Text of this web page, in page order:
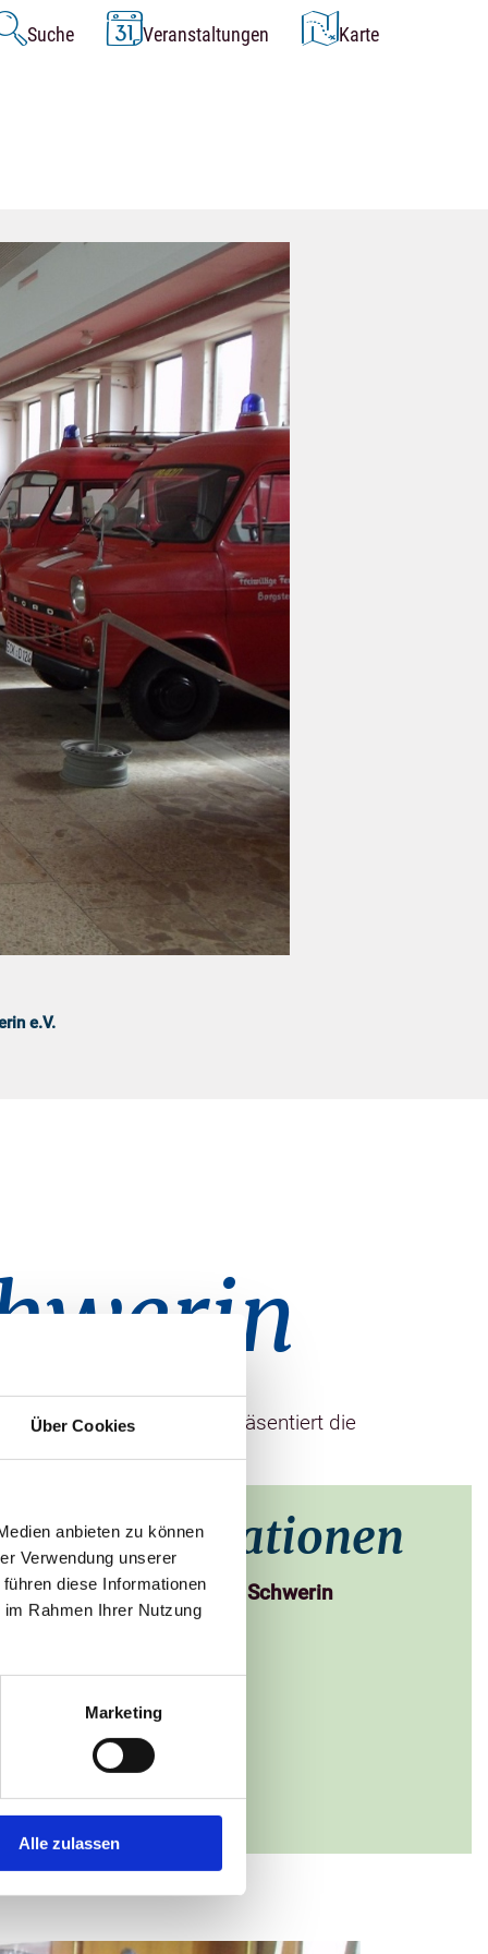
Über Cookies
anbieten zu können
Verwendung unserer
diese Informationen
Rahmen Ihrer Nutzung
Marketing
Alle zulassen
Suche Veranstaltungen Karte
e.V.
von 4.500 m². Es präsentiert die
Feuerwehrmuseum Schwerin
Allee 68